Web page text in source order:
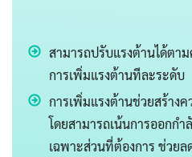
สามารถปรับแรงต้านได้ตา
การเพิ่มแรงต้านทีละระดับ
การเพิ่มแรงต้านช่วยสร้าง
โดยสามารถเน้นการออกก
เฉพาะส่วนที่ต้องการ ช่วยล